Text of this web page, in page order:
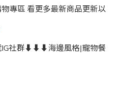
專區 看更多最新商品更新以
IG社群⬇️⬇️⬇️海邊風格|寵物餐